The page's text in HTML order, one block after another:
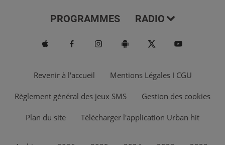
PROGRAMMES RADIO
Revenir à l'accueil Mentions Légales I CGU
Règlement général des jeux SMS Gestion des cookies
Plan du site Télécharger l'application Urban hit